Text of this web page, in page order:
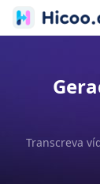
Transcreva